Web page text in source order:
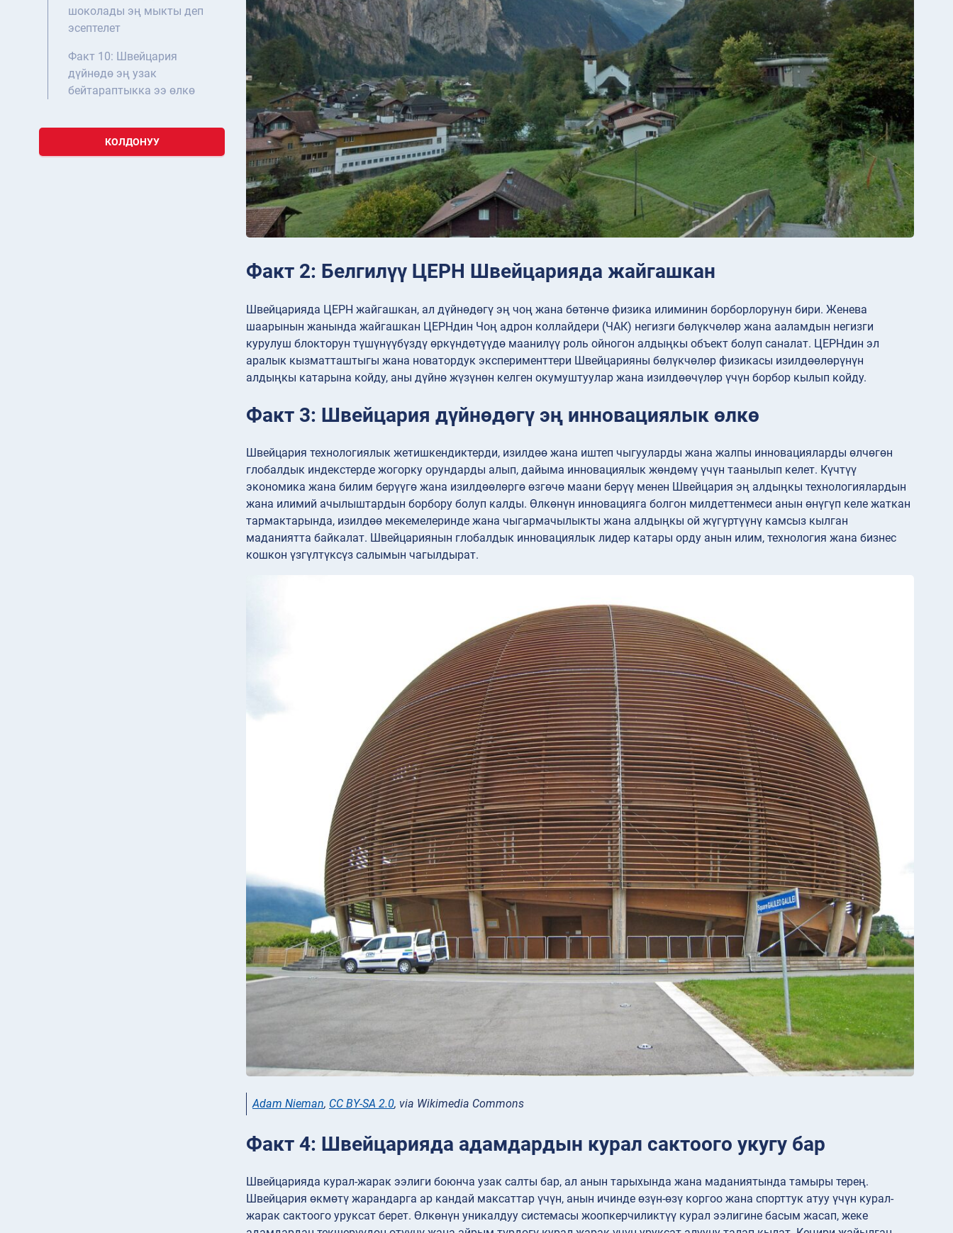
шоколады эң мыкты деп
эсептелет
Факт 10: Швейцария
дүйнөдө эң узак
бейтараптыкка ээ өлкө
КОЛДОНУУ
Факт 2: Белгилүү ЦЕРН Швейцарияда жайгашкан
Швейцарияда ЦЕРН жайгашкан, ал дүйнөдөгү эң чоң жана бөтөнчө физика илиминин борборлорунун бири. Женева
шаарынын жанында жайгашкан ЦЕРНдин Чоң адрон коллайдери (ЧАК) негизги бөлүкчөлөр жана ааламдын негизги
курулуш блокторун түшүнүүбүздү өркүндөтүүдө маанилүү роль ойногон алдыңкы объект болуп саналат. ЦЕРНдин эл
аралык кызматташтыгы жана новатордук эксперименттери Швейцарияны бөлүкчөлөр физикасы изилдөөлөрүнүн
алдыңкы катарына койду, аны дүйнө жүзүнөн келген окумуштуулар жана изилдөөчүлөр үчүн борбор кылып койду.
Факт 3: Швейцария дүйнөдөгү эң инновациялык өлкө
Швейцария технологиялык жетишкендиктерди, изилдөө жана иштеп чыгууларды жана жалпы инновацияларды өлчөгөн
глобалдык индекстерде жогорку орундарды алып, дайыма инновациялык жөндөмү үчүн таанылып келет. Күчтүү
экономика жана билим берүүгө жана изилдөөлөргө өзгөчө маани берүү менен Швейцария эң алдыңкы технологиялардын
жана илимий ачылыштардын борбору болуп калды. Өлкөнүн инновацияга болгон милдеттенмеси анын өнүгүп келе жаткан
тармактарында, изилдөө мекемелеринде жана чыгармачылыкты жана алдыңкы ой жүгүртүүнү камсыз кылган
маданиятта байкалат. Швейцариянын глобалдык инновациялык лидер катары орду анын илим, технология жана бизнес
кошкон үзгүлтүксүз салымын чагылдырат.
Adam Nieman, CC BY-SA 2.0, via Wikimedia Commons
Факт 4: Швейцарияда адамдардын курал сактоого укугу бар
Швейцарияда курал-жарак ээлиги боюнча узак салты бар, ал анын тарыхында жана маданиятында тамыры терең.
Швейцария өкмөтү жарандарга ар кандай максаттар үчүн, анын ичинде өзүн-өзү коргоо жана спорттук атуу үчүн курал-
жарак сактоого уруксат берет. Өлкөнүн уникалдуу системасы жоопкерчиликтүү курал ээлигине басым жасап, жеке